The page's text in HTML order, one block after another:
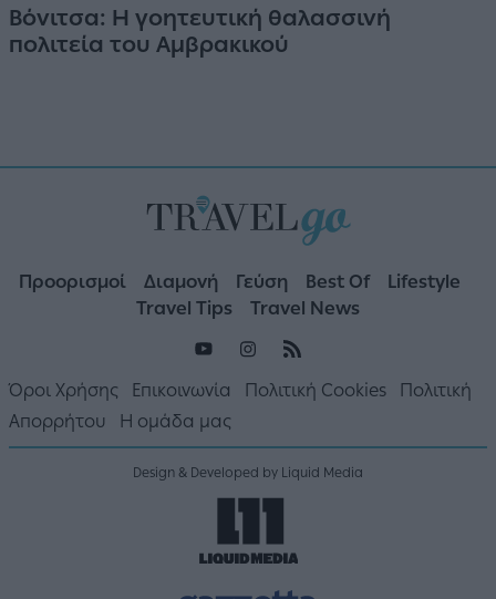
Βόνιτσα: Η γοητευτική θαλασσινή
πολιτεία του Αμβρακικού
Προορισμοί Διαμονή Γεύση Best Of
Lifestyle
Travel Tips
Travel News
Όροι Χρήσης Επικοινωνία Πολιτική Cookies
Πολιτική
Απορρήτου
Η ομάδα μας
Design & Developed by Liquid Media